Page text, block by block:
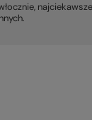
najciekawsze